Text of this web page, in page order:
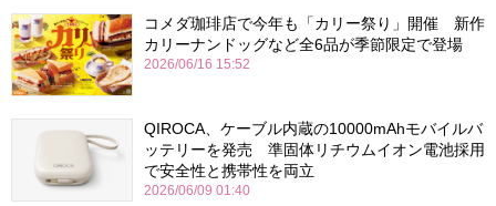
コメダ珈琲店で今年も「カリー祭り」開催 新作
カリーナンドッグなど全6品が季節限定で登場
2026/06/16 15:52
QIROCA、ケーブル内蔵の10000mAhモバイルバ
ッテリーを発売 準固体リチウムイオン電池採用
で安全性と携帯性を両立
2026/06/09 01:40